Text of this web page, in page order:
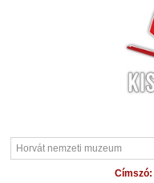
Címszó: